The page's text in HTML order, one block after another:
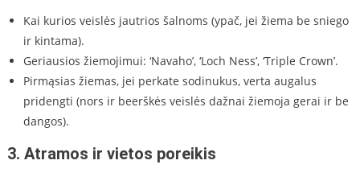
Kai kurios veislės jautrios šalnoms (ypač, jei žiema be sniego
ir kintama).
Geriausios žiemojimui: ‘Navaho’, ‘Loch Ness’, ‘Triple Crown’.
Pirmąsias žiemas, jei perkate sodinukus, verta augalus
pridengti (nors ir beerškės veislės dažnai žiemoja gerai ir be
dangos).
3. Atramos ir vietos poreikis